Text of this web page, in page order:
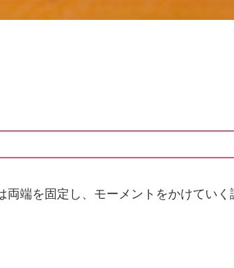
両端を固定し、モーメントをかけてい